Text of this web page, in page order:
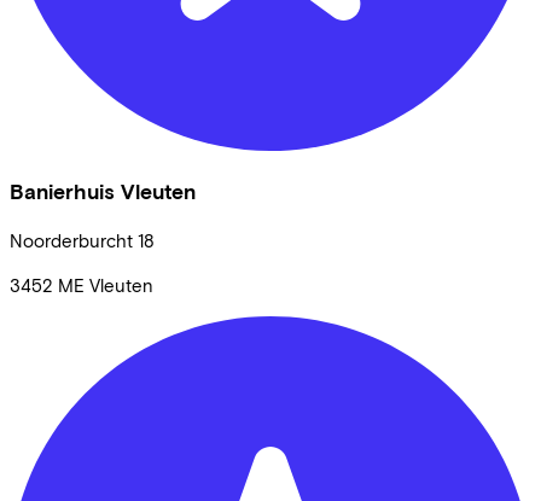
Banierhuis Vleuten
Noorderburcht 18
3452 ME Vleuten